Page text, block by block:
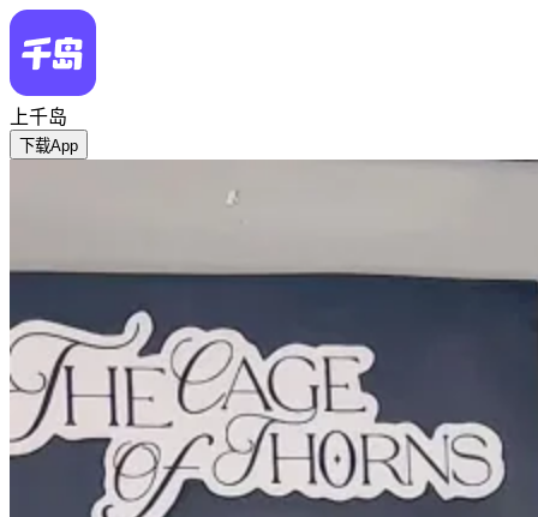
上千岛
下载App